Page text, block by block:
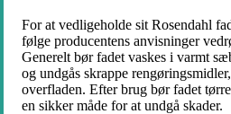
For at vedligeholde sit Rosendahl
følge producentens anvisninger
Generelt bør fadet vaskes i varmt
og undgås skrappe
overfladen. Efter brug bør fadet
en sikker måde for at undgå skader.